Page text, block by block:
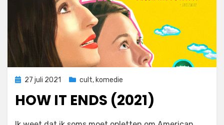
Geplaatst
27 juli 2021 cult, komedie
HOW IT ENDS (2021)
door Filmofiel.nl